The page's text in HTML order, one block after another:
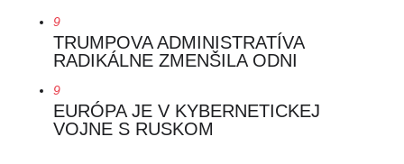
9
TRUMPOVA ADMINISTRATÍVA
RADIKÁLNE ZMENŠILA ODNI
9
EURÓPA JE V KYBERNETICKEJ
VOJNE S RUSKOM